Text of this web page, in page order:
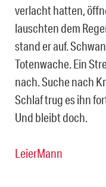
verlacht hatten,
lauschten dem
stand er auf.
Totenwache. Ein
nach. Suche nach
Schlaf trug es ihn
Und bleibt doch.
LeierMann